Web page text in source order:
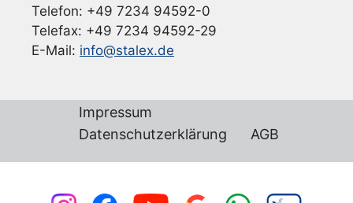
Telefon: +49 7234 94592-0
Telefax: +49 7234 94592-29
E-Mail: info@stalex.de
Impressum
Datenschutzerklärung
AGB